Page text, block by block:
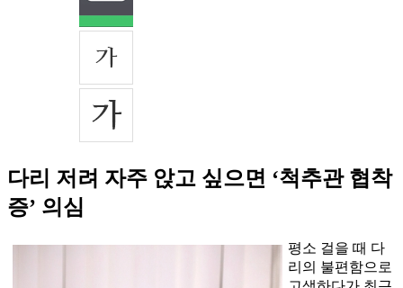
다리 저려 자주 앉고 싶으면 ‘척추관 협착
증’ 의심
평소 걸을 때 다
리의 불편함으로